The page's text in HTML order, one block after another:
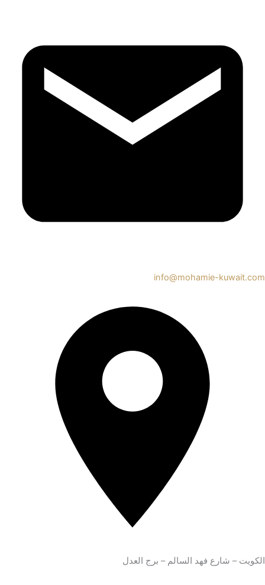
info@mohamie-kuwait.com
الكويت – شارع فهد السالم – برج العدل